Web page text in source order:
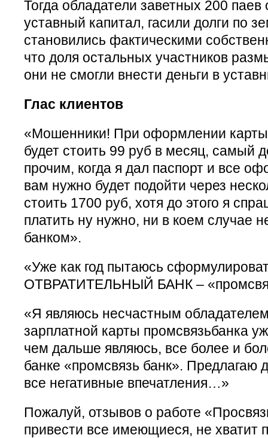
Тогда обладатели заветных 200 паев
уставный капитал, гасили долги по
становились фактическими
что доля остальных участников
они не смогли внести деньги в
Глас клиентов
«Мошенники! При оформлении карты
будет стоить 99 руб в месяц,
прочим, когда я дал паспорт и все
вам нужно будет подойти через
стоить 1700 руб, хотя до этого я
платить ну нужно, ни в коем случае
банком».
«Уже как год пытаюсь
ОТВРАТИТЕЛЬНЫЙ БАНК –
«Я являюсь несчастным
зарплатной карты промсвязьбанка
чем дальше являюсь, все более и
банке «промсвязь банк». Предлагаю
все негативные впечатления…»
Пожалуй, отзывов о работе
привести все имеющиеся, не хватит